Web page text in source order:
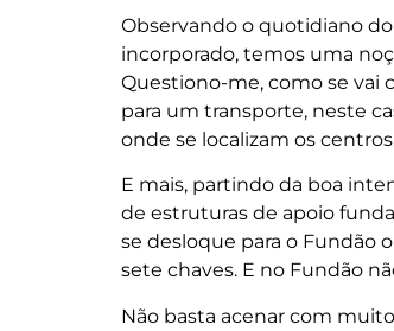
Observando o quotidiano
incorporado, temos uma
Questiono-me, como se vai
para um transporte, neste
onde se localizam os
E mais, partindo da boa
de estruturas de apoio
se desloque para o Fundão
sete chaves. E no Fundão
Não basta acenar com